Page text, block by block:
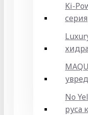
Ki-
серия
No
руса